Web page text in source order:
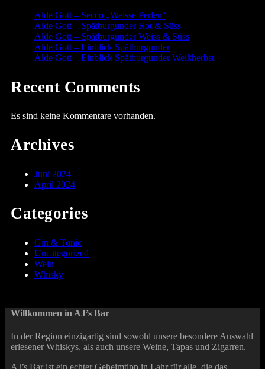
Alde Gott – Secco „Weisse Perlen“
Alde Gott – Spätburgunder Rot & Süss
Alde Gott – Spätburgunder Weiss & Süss
Alde Gott – Einblick Spätburgunder
Alde Gott – Einblick Spätburgunder Weißherbst
Recent Comments
Es sind keine Kommentare vorhanden.
Archives
Juni 2024
April 2024
Categories
Gin & Tonic
Uncategorized
Wein
Whisky
Willkommen in AJ’s Bar
In der Region einzigartig sind sowohl unsere besondere Auswahl
erlesener Whiskys, als auch unsere Weine, Tapas und Zigarren.